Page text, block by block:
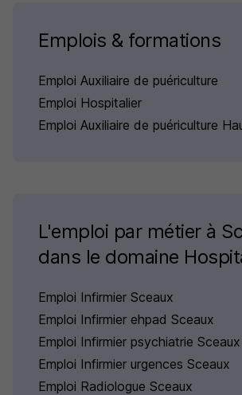
Emplois & formations
Emploi Auxiliaire de puériculture
Emploi Hospitalier
Emploi Auxiliaire de puériculture
L'emploi par métier à
dans le domaine
Emploi Infirmier Sceaux
Emploi Infirmier ehpad Sceaux
Emploi Infirmier psychiatrie Sceaux
Emploi Infirmier urgences Sceaux
Emploi Radiologue Sceaux